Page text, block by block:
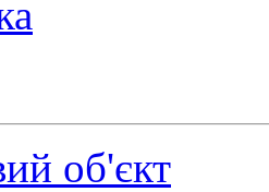
об'єкт